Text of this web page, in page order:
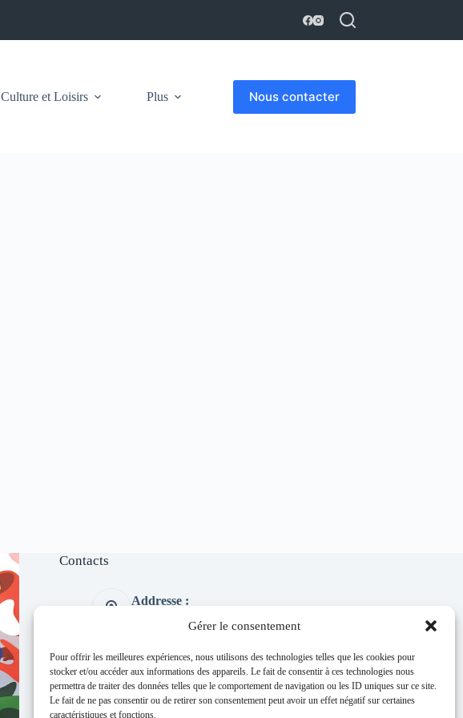
Gérer le consentement
Pour offrir les meilleures expériences, nous utilisons des technologies telles que les cookies pour
stocker et/ou accéder aux informations des appareils. Le fait de consentir à ces technologies nous
permettra de traiter des données telles que le comportement de navigation ou les ID uniques sur ce site.
Le fait de ne pas consentir ou de retirer son consentement peut avoir un effet négatif sur certaines
caractéristiques et fonctions.
Culture et Loisirs Plus Nous contacter
Contacts
Addresse :
04 73 97 91 58
E-mail :
mairie@thuret.fr
Permanences :